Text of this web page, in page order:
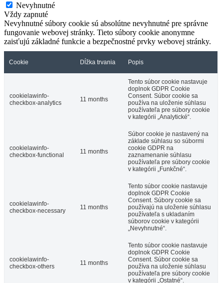
Nevyhnutné
Vždy zapnuté
Nevyhnutné súbory cookie sú absolútne nevyhnutné pre správne
fungovanie webovej stránky. Tieto súbory cookie anonymne
zaisťujú základné funkcie a bezpečnostné prvky webovej stránky.
Cookie Dĺžka trvania Popis
cookielawinfo-
checkbox-analytics
11 months
Tento súbor cookie nastavuje
doplnok GDPR Cookie
Consent. Súbor cookie sa
používa na uloženie súhlasu
používateľa pre súbory cookie
v kategórii „Analytické“.
cookielawinfo-
checkbox-functional
11 months
Súbor cookie je nastavený na
základe súhlasu so súbormi
cookie GDPR na
zaznamenanie súhlasu
používateľa pre súbory cookie
v kategórii „Funkčné“.
cookielawinfo-
checkbox-necessary
11 months
Tento súbor cookie nastavuje
doplnok GDPR Cookie
Consent. Súbory cookie sa
používajú na uloženie súhlasu
používateľa s ukladaním
súborov cookie v kategórii
„Nevyhnutné“.
cookielawinfo-
checkbox-others
11 months
Tento súbor cookie nastavuje
doplnok GDPR Cookie
Consent. Súbor cookie sa
používa na uloženie súhlasu
používateľa pre súbory cookie
v kategórii „Ostatné“.